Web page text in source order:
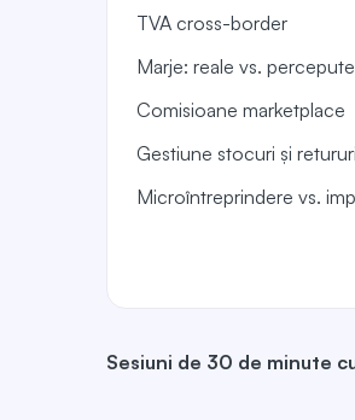
TVA cross-border
Marje: reale vs. percepute
Comisioane marketplace
Gestiune stocuri și retururi
Microîntreprindere vs.
Sesiuni de 30 de minute